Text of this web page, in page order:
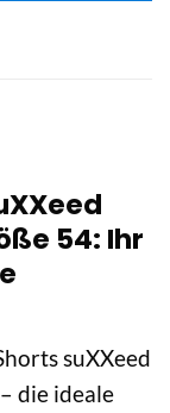
54: Ihr
suXXeed
die ideale